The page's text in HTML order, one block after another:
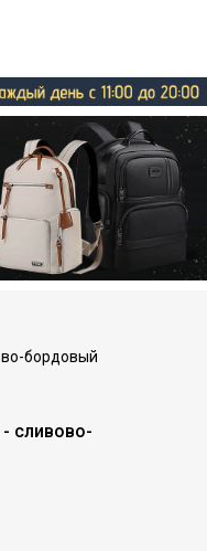
бордовый
- сливово-